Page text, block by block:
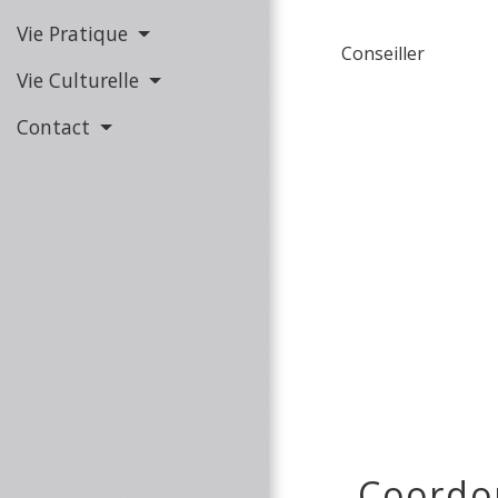
Vie Pratique
Vie Culturelle
Contact
Conseiller